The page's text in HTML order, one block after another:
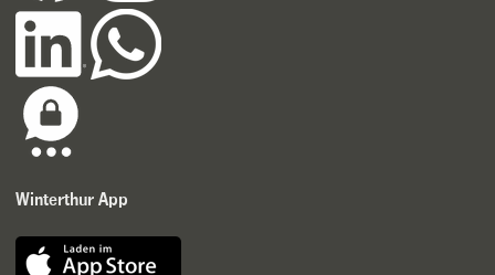
Winterthur App